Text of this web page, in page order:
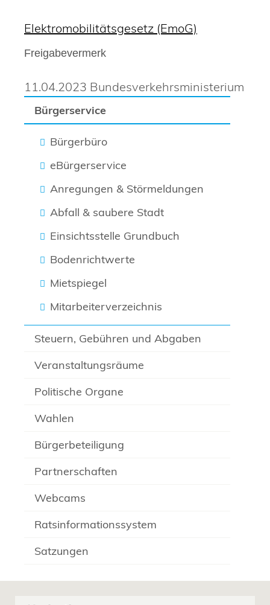
Bürgerservice
Bürgerbüro
eBürgerservice
Anregungen & Störmeldungen
Abfall & saubere Stadt
Einsichtsstelle Grundbuch
Bodenrichtwerte
Mietspiegel
Mitarbeiterverzeichnis
Steuern, Gebühren und Abgaben
Veranstaltungsräume
Politische Organe
Wahlen
Bürgerbeteiligung
Partnerschaften
Webcams
Ratsinformationssystem
Satzungen
Elektromobilitätsgesetz (EmoG)
Freigabevermerk
11.04.2023 Bundesverkehrsministerium